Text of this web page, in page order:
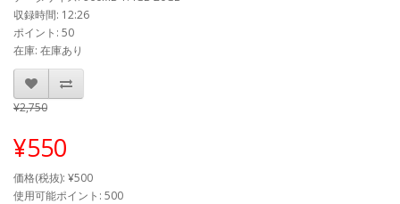
収録時間: 12:26
ポイント: 50
在庫: 在庫あり
¥2,750
¥550
価格(税抜): ¥500
使用可能ポイント: 500